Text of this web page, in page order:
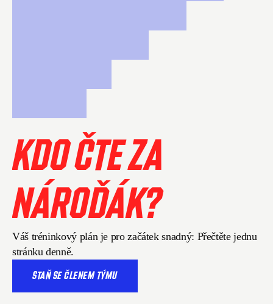
KDO ČTE ZA
NÁROĎÁK?
Váš tréninkový plán je pro začátek snadný: Přečtěte jednu
stránku denně.
STAŇ SE ČLENEM TÝMU